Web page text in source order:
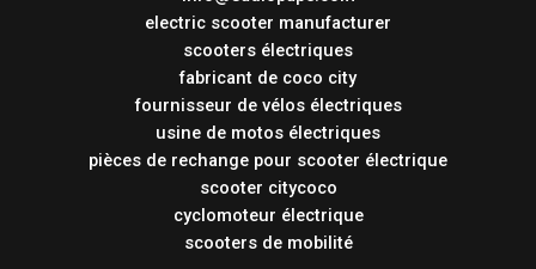
electric scooter manufacturer
scooters électriques
fabricant de coco city
fournisseur de vélos électriques
usine de motos électriques
pièces de rechange pour scooter électrique
scooter citycoco
cyclomoteur électrique
scooters de mobilité